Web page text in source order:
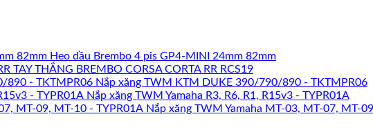
Heo dầu Brembo 4 pis GP4-MINI 24mm 82mm
TAY THẮNG BREMBO CORSA CORTA RR RCS19
Nắp xăng TWM KTM DUKE 390/790/890 - TKTMPR06
Nắp xăng TWM Yamaha R3, R6, R1, R15v3 - TYPR01A
Nắp xăng TWM Yamaha MT-03, MT-07, MT-